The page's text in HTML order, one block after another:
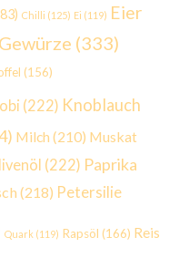
Chilli (125) Ei (119) Eier
Gewürze (333)
(156)
(222) Knoblauch
Milch (210) Muskat
(222) Paprika
(218) Petersilie
Quark (119) Rapsöl (166) Reis